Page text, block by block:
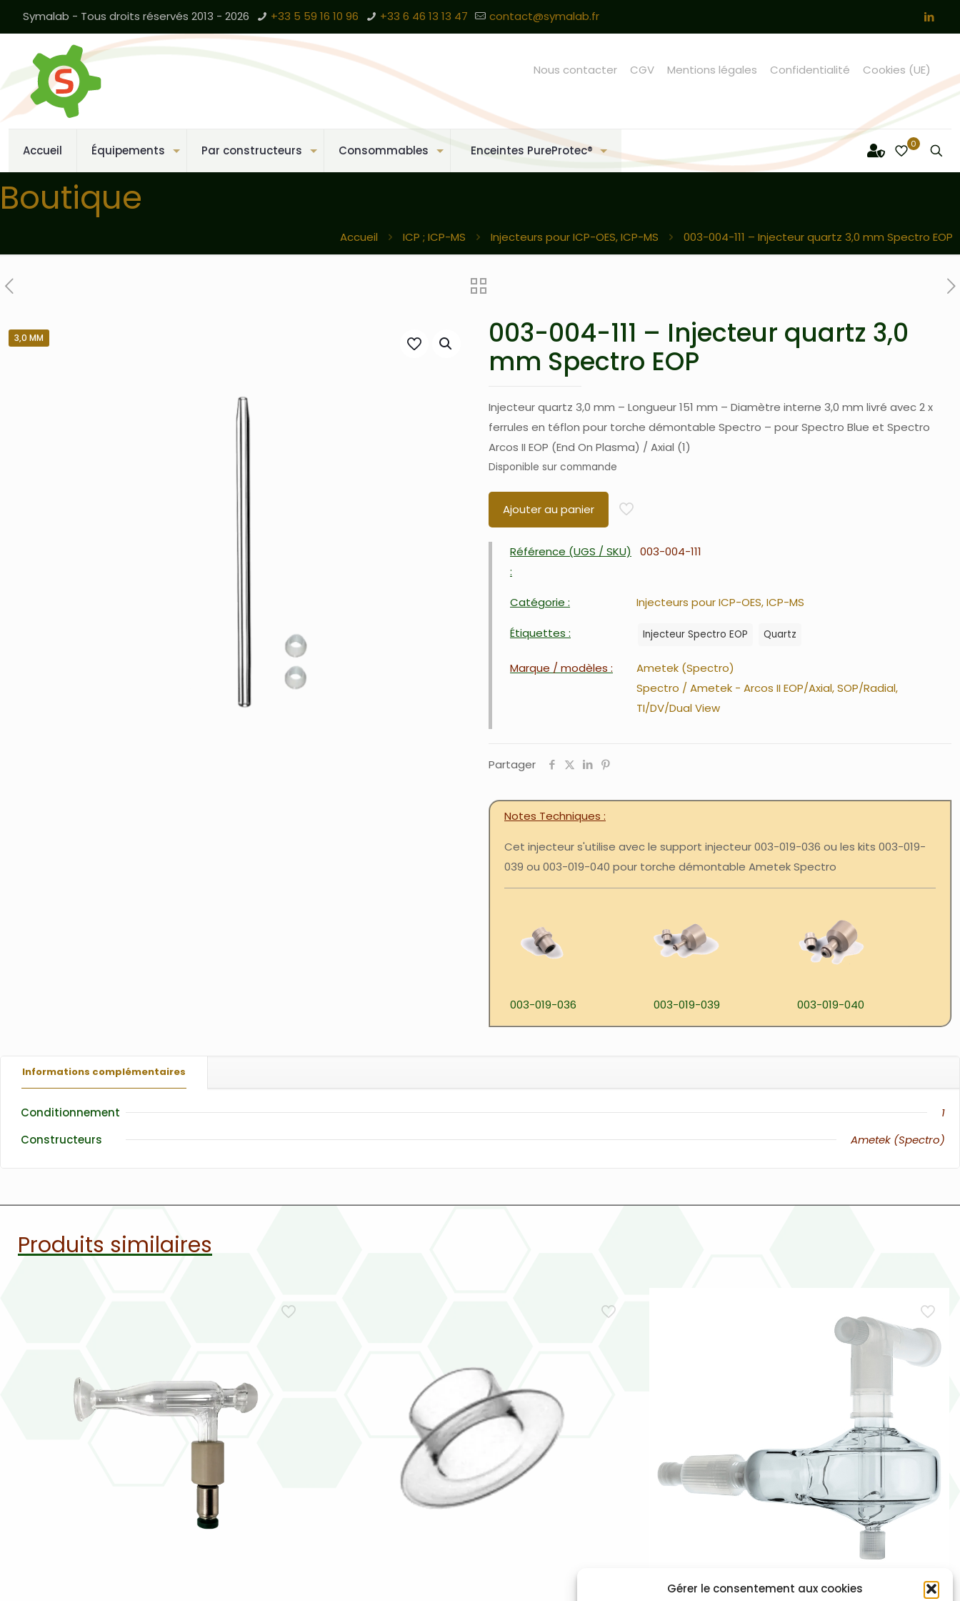
Gérer le consentement aux cookies
Symalab - Tous droits réservés 2013 - 2026 +33 5 59 16 10 96 +33 6 46 13 13 47 contact@symalab.fr
Accueil Équipements Par constructeurs Consommables Enceintes PureProtec®
Nous contacter CGV Mentions légales Confidentialité Cookies (UE)
0
Boutique
Accueil ICP ; ICP-MS Injecteurs pour ICP-OES, ICP-MS 003-004-111 – Injecteur quartz 3,0 mm Spectro EOP
3,0 MM
003-004-111 – Injecteur quartz 3,0
mm Spectro EOP
Injecteur quartz 3,0 mm – Longueur 151 mm – Diamètre interne 3,0 mm livré avec 2 x
ferrules en téflon pour torche démontable Spectro – pour Spectro Blue et Spectro
Arcos II EOP (End On Plasma) / Axial (1)
Disponible sur commande
Ajouter au panier
Référence (UGS / SKU)
:
003-004-111
Catégorie : Injecteurs pour ICP-OES, ICP-MS
Étiquettes : Injecteur Spectro EOP Quartz
Marque / modèles :
Ametek (Spectro)
Spectro / Ametek - Arcos II EOP/Axial, SOP/Radial,
TI/DV/Dual View
Partager
Notes Techniques
Cet injecteur s'utilise avec le support injecteur 003-019-036 ou les kits 003-019-
039 ou 003-019-040 pour torche démontable Ametek Spectro
003-019-036 003-019-039 003-019-040
Informations complémentaires
Conditionnement
1
Constructeurs
Ametek (Spectro)
Produits similaires